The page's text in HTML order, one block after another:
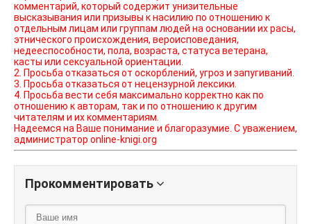
комментарий, который содержит унизительные
высказывания или призывы к насилию по отношению к
отдельным лицам или группам людей на основании их расы,
этнического происхождения, вероисповедания,
недееспособности, пола, возраста, статуса ветерана,
касты или сексуальной ориентации.
2. Просьба отказаться от оскорблений, угроз и запугиваний.
3. Просьба отказаться от нецензурной лексики.
4. Просьба вести себя максимально корректно как по
отношению к авторам, так и по отношению к другим
читателям и их комментариям.
Надеемся на Ваше понимание и благоразумие. С уважением,
администратор online-knigi.org
Прокомментировать